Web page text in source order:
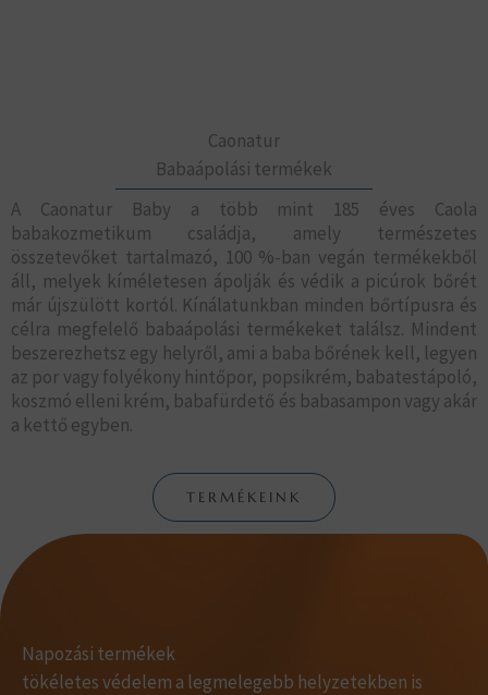
Caonatur
Babaápolási termékek
A Caonatur Baby a több mint 185 éves Caola
babakozmetikum családja, amely természetes
összetevőket tartalmazó, 100 %-ban vegán termékekből
áll, melyek kíméletesen ápolják és védik a picúrok bőrét
már újszülött kortól. Kínálatunkban minden bőrtípusra és
célra megfelelő babaápolási termékeket találsz. Mindent
beszerezhetsz egy helyről, ami a baba bőrének kell, legyen
az por vagy folyékony hintőpor, popsikrém, babatestápoló,
koszmó elleni krém, babafürdető és babasampon vagy akár
a kettő egyben.
TERMÉKEINK
Napozási termékek
tökéletes védelem a legmelegebb helyzetekben is